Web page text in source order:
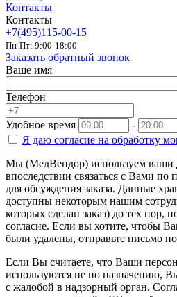
Контакты
Контакты
+7(495)115-00-15
Пн-Пт: 9:00-18:00
Заказать обратный звонок
Ваше имя
Телефон
Удобное время
-
Я даю согласие на обработку
Мы (МедВендор) используем ваши
впоследствии связаться с Вами по
для обсуждения заказа. Данные
доступны некоторым нашим
которых сделан заказ) до тех пор,
согласие. Если вы хотите, чтобы
были удалены, отправьте письмо
Если Вы считаете, что Ваши
используются не по назначению,
с жалобой в надзорный орган.